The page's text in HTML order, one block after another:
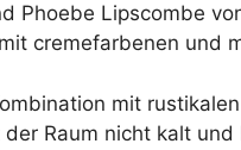
Phoebe Lipscombe
cremefarbenen und
mit
Raum nicht kalt und